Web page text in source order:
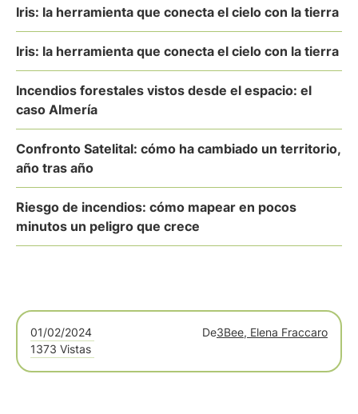
Iris: la herramienta que conecta el cielo con la tierra
Iris: la herramienta que conecta el cielo con la tierra
Incendios forestales vistos desde el espacio: el
caso Almería
Confronto Satelital: cómo ha cambiado un territorio,
año tras año
Riesgo de incendios: cómo mapear en pocos
minutos un peligro que crece
01/02/2024 De3Bee, Elena Fraccaro
1373 Vistas